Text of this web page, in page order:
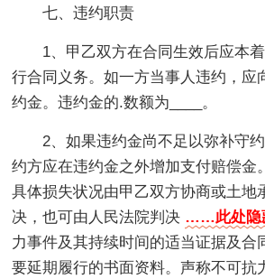
七、违约职责
1、甲乙双方在合同生效后应本
行合同义务。如一方当事人违约，应
约金。违约金的.数额为____。
2、如果违约金尚不足以弥补守
约方应在违约金之外增加支付赔偿金
具体损失状况由甲乙双方协商或土地
决，也可由人民法院判决 ……此处隐
力事件及其持续时间的适当证据及合
要延期履行的书面资料。声称不可抗